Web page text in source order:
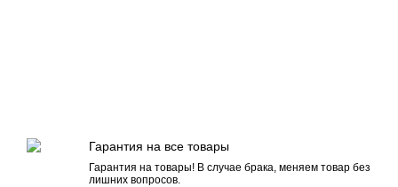
Гарантия на все товары
Гарантия на товары! В случае брака, меняем товар без
лишних вопросов.